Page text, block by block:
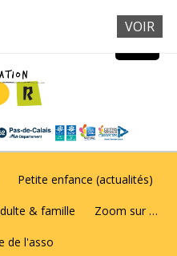
Petite enfance (actualités)
& famille Zoom sur …
de l'asso
VOIR